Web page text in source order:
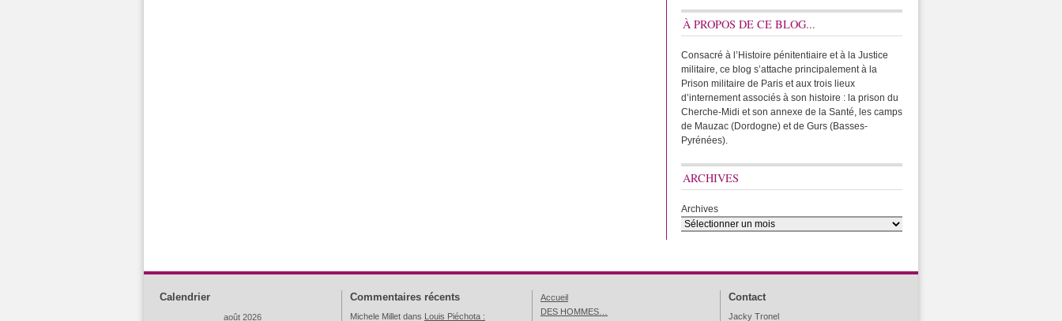
À PROPOS DE CE BLOG...
Consacré à l’Histoire pénitentiaire et à la Justice
militaire, ce blog s’attache principalement à la
Prison militaire de Paris et aux trois lieux
d’internement associés à son histoire : la prison du
Cherche-Midi et son annexe de la Santé, les camps
de Mauzac (Dordogne) et de Gurs (Basses-
Pyrénées).
ARCHIVES
Archives
Calendrier
août 2026
Commentaires récents
Michele Millet dans Louis Piéchota :
Accueil
DES HOMMES…
Contact
Jacky Tronel